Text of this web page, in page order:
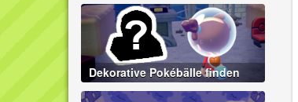
Dekorative Pokébälle finden